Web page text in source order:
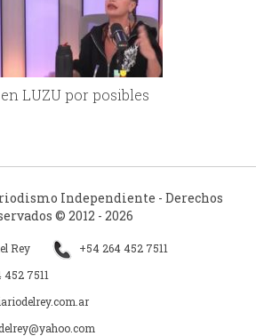
LUZU por posibles
Independiente - Derechos
© 2012 - 2026
Rey
+54 264 452 7511
7511